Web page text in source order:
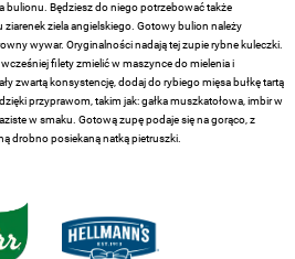
Będziesz do niego potrzebować także
ziarenek ziela angielskiego. Gotowy bulion należy
wywar. Oryginalności nadają tej zupie rybne kuleczki.
filety zmielić w maszynce do mielenia i
zwartą konsystencję, dodaj do rybiego mięsa bułkę tartą
przyprawom, takim jak: gałka muszkatołowa, imbir w
w smaku. Gotową zupę podaje się na gorąco, z
drobno posiekaną natką pietruszki.